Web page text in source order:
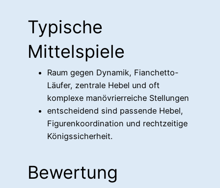
Typische
Mittelspiele
Raum gegen Dynamik, Fianchetto-
Läufer, zentrale Hebel und oft
komplexe manövrierreiche Stellungen
entscheidend sind passende Hebel,
Figurenkoordination und rechtzeitige
Königssicherheit.
Bewertung